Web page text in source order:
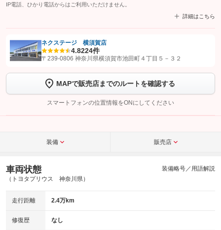
IP電話、ひかり電話からはご利用いただけません。
詳細はこちら
【STEP1】認証画面でグーネットを友だち追加してから「許可する」ボタンを押
トーク画面で
ボタンをタップして問い合わせを
完了してください。
こちら
ネクステージ 横須賀店
4.8224件
〒239-0806 神奈川県横須賀市池田町４丁目５－３２
MAPで販売店までのルートを確認する
スマートフォンの位置情報をONにしてください
装備 販売店
車両状態
（トヨタプリウス 神奈川県）
装備略号／用語解説
走行距離 2.4万km
修復歴 なし